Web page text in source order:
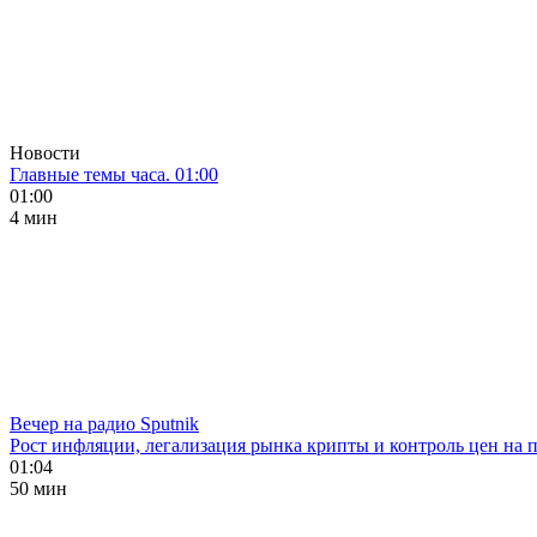
Новости
Главные темы часа. 01:00
01:00
4 мин
Вечер на радио Sputnik
Рост инфляции, легализация рынка крипты и контроль цен на
01:04
50 мин